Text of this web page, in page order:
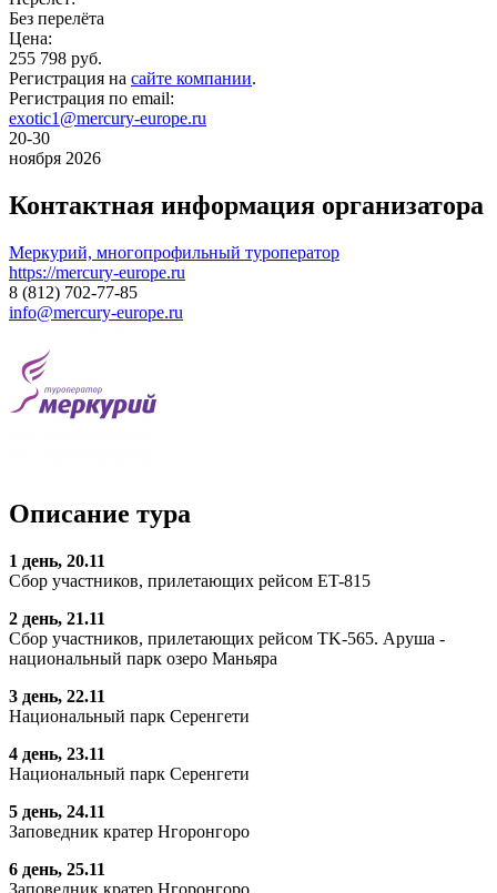
Без перелёта
Цена:
255 798 руб.
Регистрация на сайте компании.
Регистрация по email:
exotic1@mercury-europe.ru
20-30
ноября 2026
Контактная информация организатора
Меркурий, многопрофильный туроператор
https://mercury-europe.ru
8 (812) 702-77-85
info@mercury-europe.ru
Описание тура
1 день, 20.11
Сбор участников, прилетающих рейсом ET-815
2 день, 21.11
Сбор участников, прилетающих рейсом TK-565. Аруша -
национальный парк озеро Маньяра
3 день, 22.11
Национальный парк Серенгети
4 день, 23.11
Национальный парк Серенгети
5 день, 24.11
Заповедник кратер Нгоронгоро
6 день, 25.11
Заповедник кратер Нгоронгоро